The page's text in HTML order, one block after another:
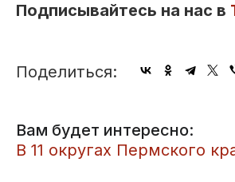
Подписывайтесь на нас в
Поделиться:
Вам будет интересно:
В 11 округах Пермского